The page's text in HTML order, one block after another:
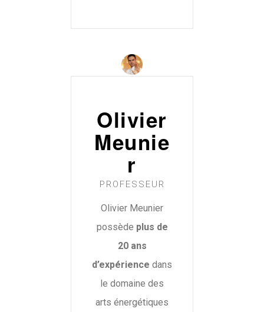
Olivier
Meunie
r
PROFESSEUR
Olivier Meunier
possède plus de
20 ans
d’expérience dans
le domaine des
arts énergétiques